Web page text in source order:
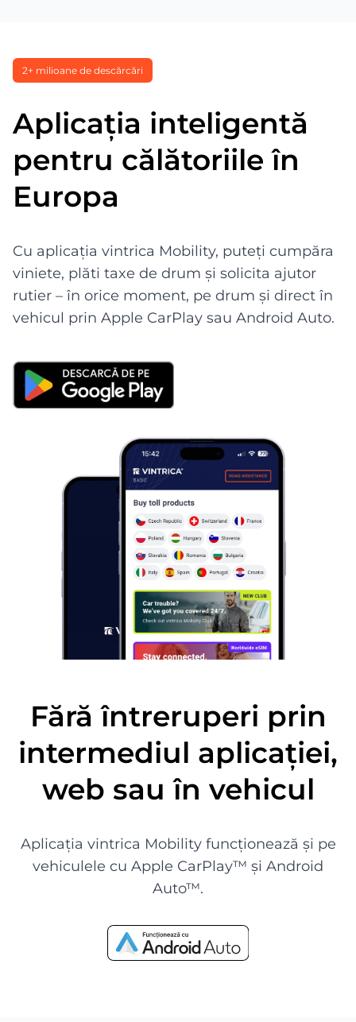
2+ milioane de descărcări
Aplicația inteligentă
pentru călătoriile în
Europa
Cu aplicația vintrica Mobility, puteți cumpăra
viniete, plăti taxe de drum și solicita ajutor
rutier – în orice moment, pe drum și direct în
vehicul prin Apple CarPlay sau Android Auto.
Fără întreruperi prin
intermediul aplicației,
web sau în vehicul
Aplicația vintrica Mobility funcționează și pe
vehiculele cu Apple CarPlay™ și Android
Auto™.